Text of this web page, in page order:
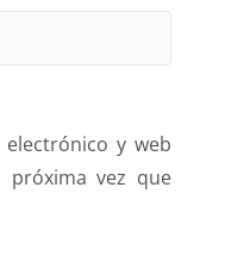
y web
próxima vez que